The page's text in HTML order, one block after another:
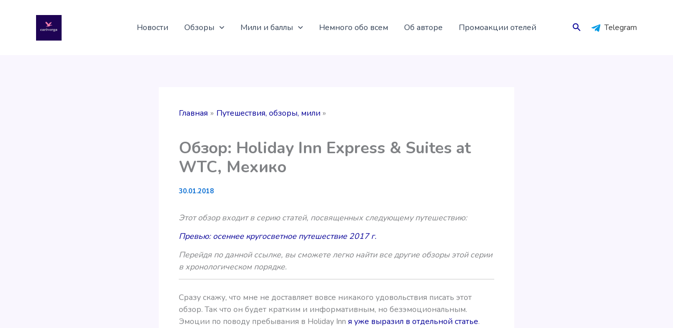
содержимому
Новости Обзоры Мили и баллы Немного обо всем Об авторе Промоакции отелей Поиск Telegram
Главная Путешествия, обзоры, мили
Обзор: Holiday Inn Express & Suites at
WTC, Мехико
30.01.2018
Этот обзор входит в серию статей, посвященных следующему путешествию:
Превью: осеннее кругосветное путешествие 2017 г.
Перейдя по данной ссылке, вы сможете легко найти все другие обзоры этой серии
в хронологическом порядке.
Сразу скажу, что мне не доставляет вовсе никакого удовольствия писать этот
обзор. Так что он будет кратким и информативным, но безэмоциональным.
Эмоции по поводу пребывания в Holiday Inn я уже выразил в отдельной статье.